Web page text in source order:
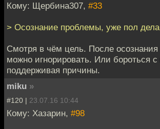
Кому: Щербина307, #33
> Осознание проблемы, уже пол
Смотря в чём цель. После
можно игнорировать. Или бороться
поддерживая причины.
miku »
#120 | 23.07.16 10:44
Кому: Хазарин, #98